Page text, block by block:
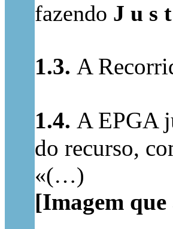
fazendo J u s
1.3. A
1.4. A EPGA
do recurso,
«(…)
[Imagem